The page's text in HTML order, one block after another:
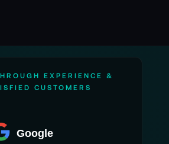
EXPERIENCE &
CUSTOMERS
Google